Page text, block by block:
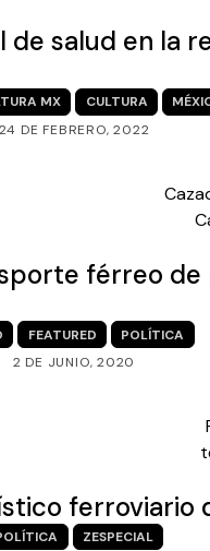
salud en la
MX CULTURA
24 DE FEBRERO, 2022
férreo
FEATURED
POLÍTICA
2 DE JUNIO, 2020
ferroviario
ZESPECIAL